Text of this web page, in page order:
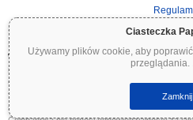
Ciasteczka
Używamy plików cookie, aby
przeglądania.
Zamknij
WAŻNE ZASTRZEŻENIE:Kryptowaluty są
ryzykiem. Możesz stracić część lub całość
Coinpaprika są udostępniane wyłącznie w
finansowej ani inwestycyjnej. Zawsze
się z wykwalifikowanym doradcą finansowym